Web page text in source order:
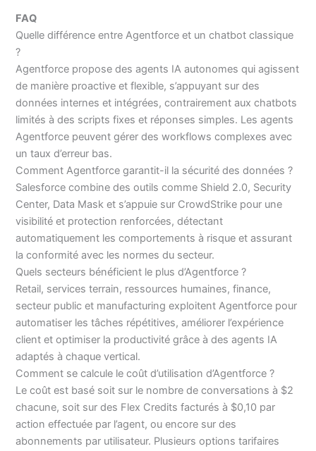
FAQ
Quelle différence entre Agentforce et un chatbot classique
?
Agentforce propose des agents IA autonomes qui agissent
de manière proactive et flexible, s’appuyant sur des
données internes et intégrées, contrairement aux chatbots
limités à des scripts fixes et réponses simples. Les agents
Agentforce peuvent gérer des workflows complexes avec
un taux d’erreur bas.
Comment Agentforce garantit-il la sécurité des données ?
Salesforce combine des outils comme Shield 2.0, Security
Center, Data Mask et s’appuie sur CrowdStrike pour une
visibilité et protection renforcées, détectant
automatiquement les comportements à risque et assurant
la conformité avec les normes du secteur.
Quels secteurs bénéficient le plus d’Agentforce ?
Retail, services terrain, ressources humaines, finance,
secteur public et manufacturing exploitent Agentforce pour
automatiser les tâches répétitives, améliorer l’expérience
client et optimiser la productivité grâce à des agents IA
adaptés à chaque vertical.
Comment se calcule le coût d’utilisation d’Agentforce ?
Le coût est basé soit sur le nombre de conversations à $2
chacune, soit sur des Flex Credits facturés à $0,10 par
action effectuée par l’agent, ou encore sur des
abonnements par utilisateur. Plusieurs options tarifaires